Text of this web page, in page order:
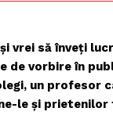
vrei să înveți
de vorbire în
un profesor
le și